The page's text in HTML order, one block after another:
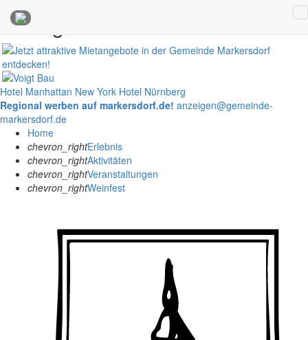
Anzeigen
Hotel Manhattan New York Hotel Nürnberg
Regional werben auf markersdorf.de! anzeigen@gemeinde-
markersdorf.de
Home
chevron_rightErlebnis
chevron_rightAktivitäten
chevron_rightVeranstaltungen
chevron_rightWeinfest